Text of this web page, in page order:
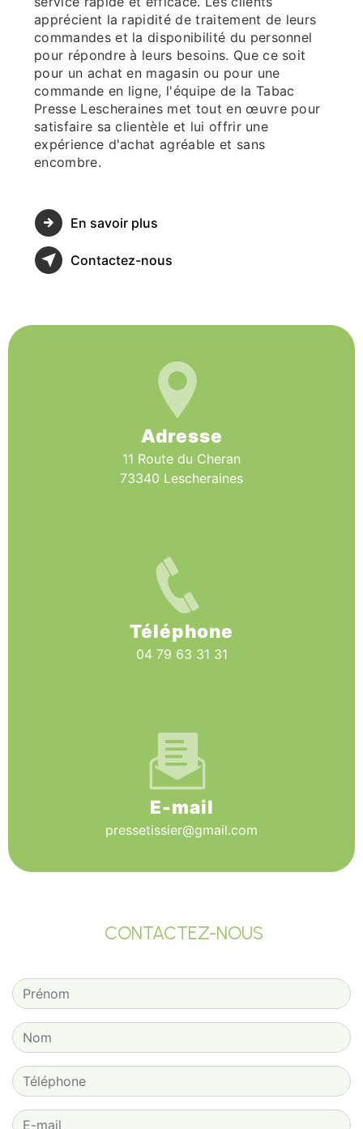
apprécient la rapidité de traitement de leurs
commandes et la disponibilité du personnel
pour répondre à leurs besoins. Que ce soit
pour un achat en magasin ou pour une
commande en ligne, l'équipe de la Tabac
Presse Lescheraines met tout en œuvre pour
satisfaire sa clientèle et lui offrir une
expérience d'achat agréable et sans
encombre.
En savoir plus
Contactez-nous
Adresse
11 Route du Cheran
73340 Lescheraines
Téléphone
04 79 63 31 31
E-mail
pressetissier@gmail.com
CONTACTEZ-NOUS